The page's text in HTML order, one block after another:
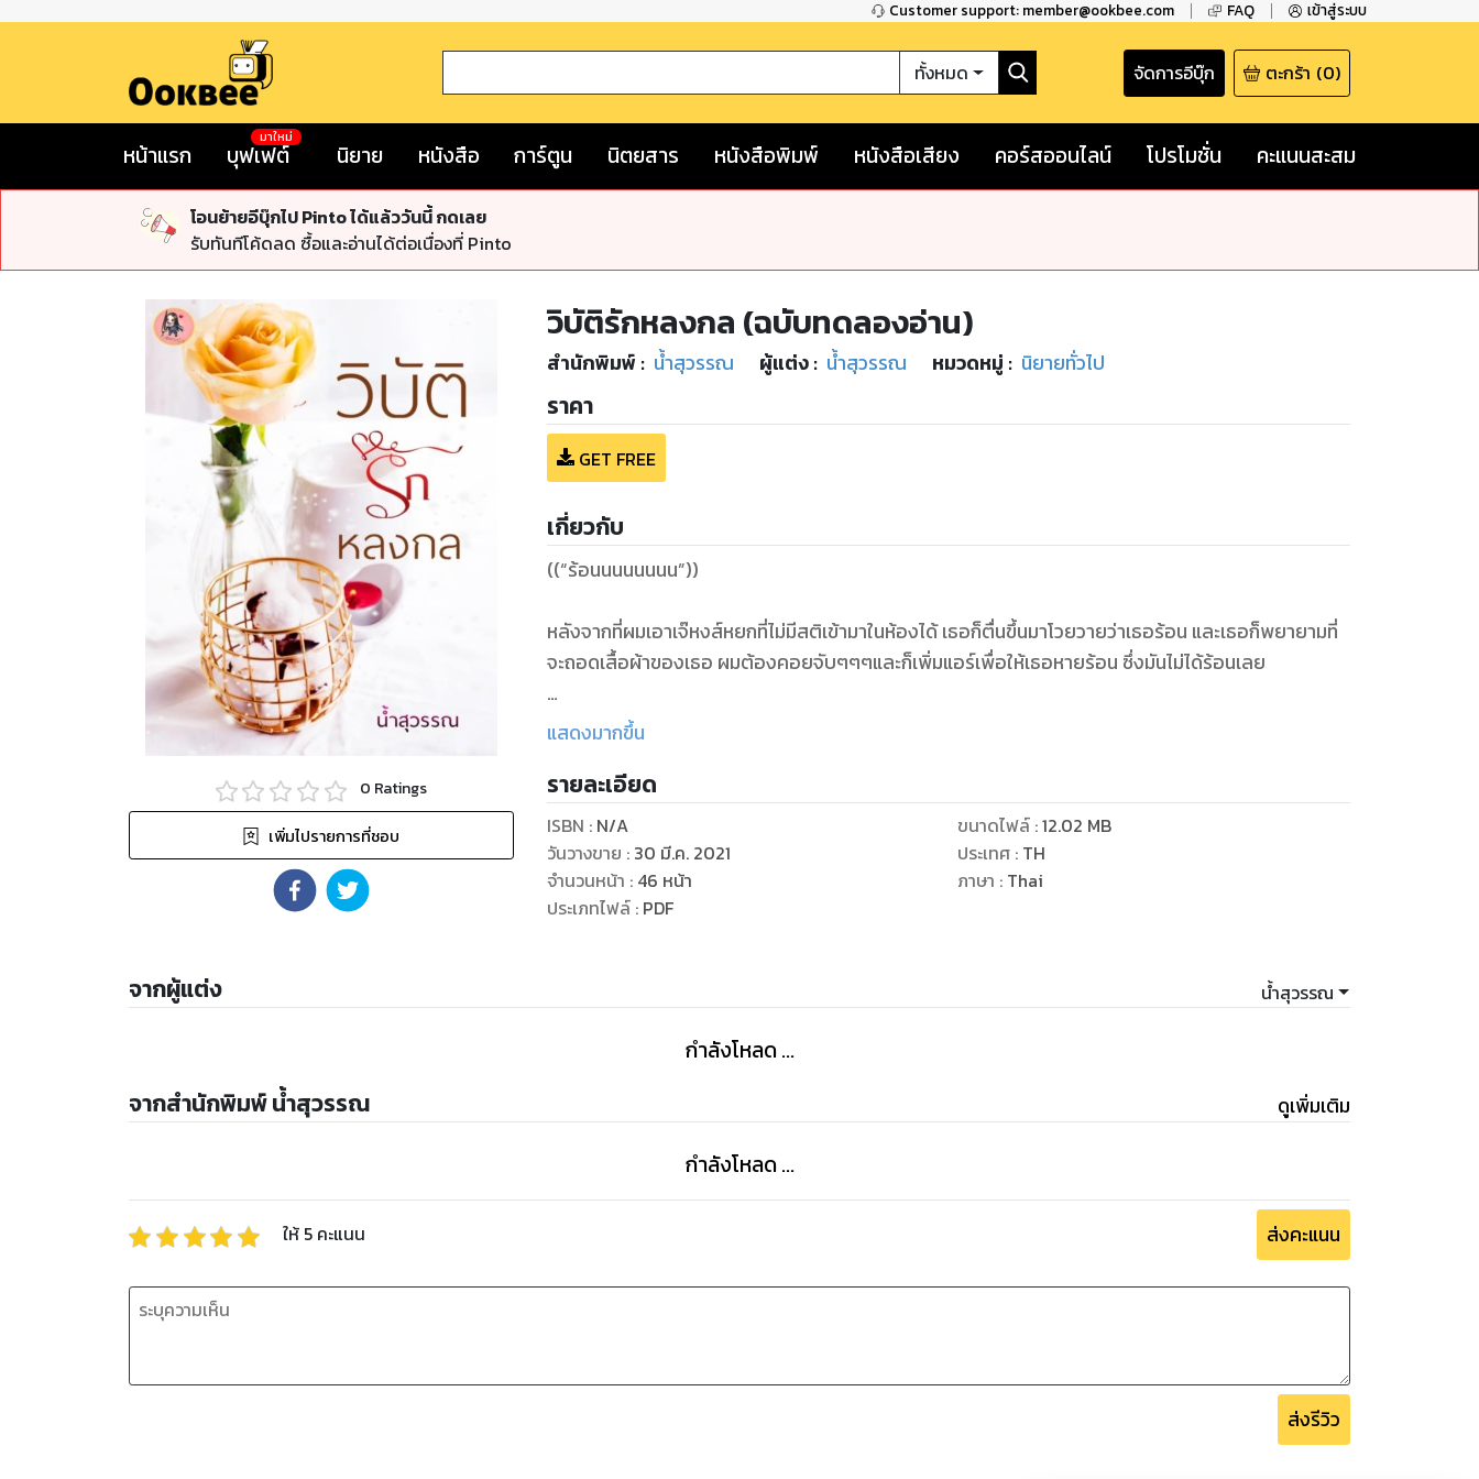
Customer support: member@ookbee.com FAQ เข้าสู่ระบบ
ทั้งหมด จัดการอีบุ๊ก ตะกร้า (0)
หน้าแรก บุฟเฟต์
มาใหม่
นิยาย หนังสือ การ์ตูน นิตยสาร หนังสือพิมพ์ หนังสือเสียง คอร์สออนไลน์ โปรโมชั่น คะแนนสะสม
โอนย้ายอีบุ๊กไป Pinto ได้แล้ววันนี้ กดเลย
รับทันทีโค้ดลด ซื้อและอ่านได้ต่อเนื่องที่ Pinto
0 Ratings
เพิ่มไปรายการที่ชอบ
วิบัติรักหลงกล (ฉบับทดลองอ่าน)
สำนักพิมพ์ : น้ำสุวรรณ ผู้แต่ง : น้ำสุวรรณ หมวดหมู่ : นิยายทั่วไป
ราคา
GET FREE
เกี่ยวกับ
((“ร้อนนนนนนนน”))
หลังจากที่ผมเอาเจ๊หงส์หยกที่ไม่มีสติเข้ามาในห้องได้ เธอก็ตื่นขึ้นมาโวยวายว่าเธอร้อน และเธอก็พยายามที่
จะถอดเสื้อผ้าของเธอ ผมต้องคอยจับๆๆๆและก็เพิ่มแอร์เพื่อให้เธอหายร้อน ซึ่งมันไม่ได้ร้อนเลย
“ฉานนนนนร้อน อย่าจับ จะถอดดดดดดดดด”
“ถอดไม่ได้เจ๊ ผมเป็นผู้ชาย..ถอดไม่ได้..”
“ห๊ะ..ผู้ชายเหรอ ไหนมาดูเส้”
แล้วเธอก็เอามือไปจับที่เป้าผม ไม่รู้ว่าเมาจริงไหมจับตรงจุดเปะ
แสดงมากขึ้น
รายละเอียด
ISBN : N/A
วันวางขาย : 30 มี.ค. 2021
จำนวนหน้า : 46 หน้า
ประเภทไฟล์: PDF
ขนาดไฟล์:12.02 MB
ประเทศ : TH
ภาษา : Thai
จากผู้แต่ง น้ำสุวรรณ
กำลังโหลด ...
จากสำนักพิมพ์ น้ำสุวรรณ ดูเพิ่มเติม
กำลังโหลด ...
ให้ 5 คะแนน ส่งคะแนน
ส่งรีวิว